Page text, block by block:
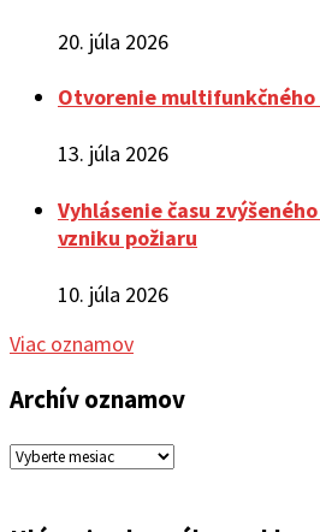
20. júla 2026
Otvorenie multifunkčného
13. júla 2026
Vyhlásenie času
vzniku požiaru
10. júla 2026
Viac oznamov
Archív oznamov
Archív